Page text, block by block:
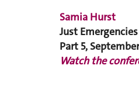
Samia Hurst
Just
Part 5,
Watch the